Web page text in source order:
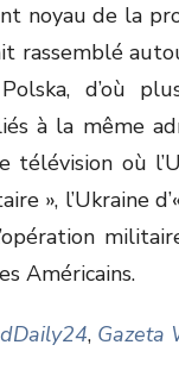
noyau de la
rassemblé
d’où
à la même
télévision où
», l’Ukraine
Américains.
, Gazeta